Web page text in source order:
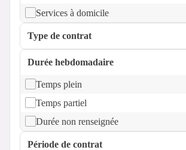
Services à domicile
Type de contrat
Durée hebdomadaire
Temps plein
Temps partiel
Durée non renseignée
Période de contrat